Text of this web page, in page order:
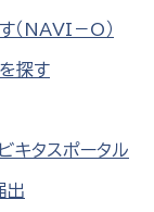
（NAVI－O）
探す
キタスポータル
出